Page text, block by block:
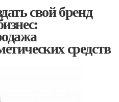
свой бренд
средств